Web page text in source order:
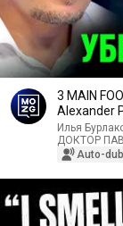
3 MAIN
Alexander
Илья
ДОКТОР
Auto-